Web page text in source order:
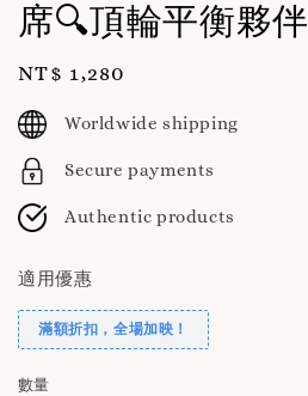
席🔍頂輪平衡夥伴
Regular
price
NT$ 1,280
Worldwide shipping
Secure payments
Authentic products
適用優惠
滿額折扣，全場加映！
數量